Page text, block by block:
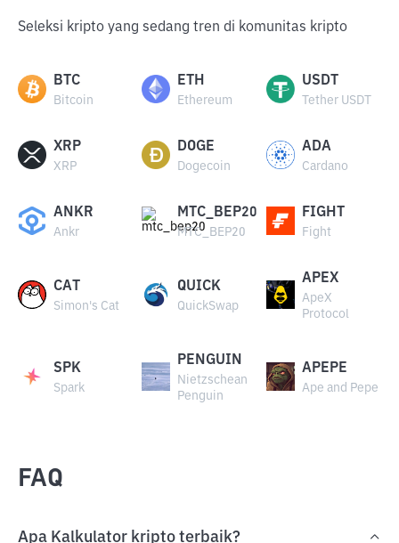
Seleksi kripto yang sedang tren di komunitas kripto
BTC
Bitcoin
ETH
Ethereum
USDT
Tether USDT
XRP
XRP
DOGE
Dogecoin
ADA
Cardano
ANKR
Ankr
MTC_BEP20
MTC_BEP20
FIGHT
Fight
CAT
Simon's Cat
QUICK
QuickSwap
APEX
ApeX
Protocol
SPK
Spark
PENGUIN
Nietzschean
Penguin
APEPE
Ape and Pepe
FAQ
Apa Kalkulator kripto terbaik?